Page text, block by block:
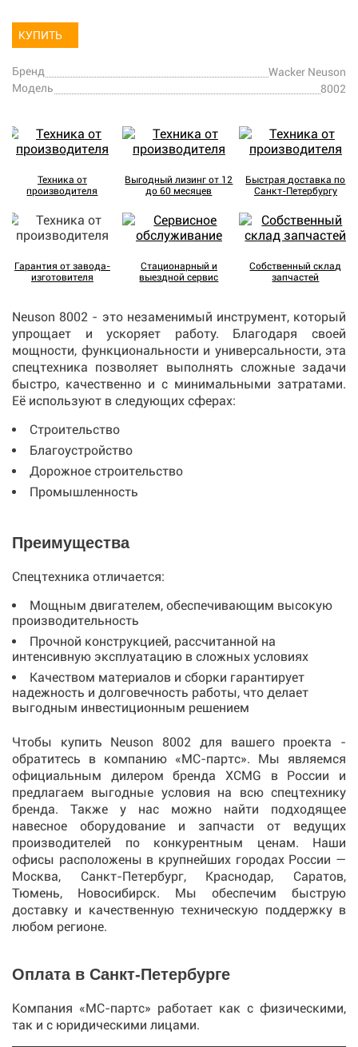
КУПИТЬ
Бренд
Wacker Neuson
Модель
8002
Техника от
производителя
Выгодный лизинг от 12
до 60 месяцев
Быстрая доставка по
Санкт-Петербургу
Гарантия от завода-
изготовителя
Стационарный и
выездной сервис
Собственный склад
запчастей
Neuson 8002 - это незаменимый инструмент, который
упрощает и ускоряет работу. Благодаря своей
мощности, функциональности и универсальности, эта
спецтехника позволяет выполнять сложные задачи
быстро, качественно и с минимальными затратами.
Её используют в следующих сферах:
Строительство
Благоустройство
Дорожное строительство
Промышленность
Преимущества
Спецтехника отличается:
Мощным двигателем, обеспечивающим высокую
производительность
Прочной конструкцией, рассчитанной на
интенсивную эксплуатацию в сложных условиях
Качеством материалов и сборки гарантирует
надежность и долговечность работы, что делает
выгодным инвестиционным решением
Чтобы купить Neuson 8002 для вашего проекта -
обратитесь в компанию «МС-партс». Мы являемся
официальным дилером бренда XCMG в России и
предлагаем выгодные условия на всю спецтехнику
бренда. Также у нас можно найти подходящее
навесное оборудование и запчасти от ведущих
производителей по конкурентным ценам. Наши
офисы расположены в крупнейших городах России —
Москва, Санкт-Петербург, Краснодар, Саратов,
Тюмень, Новосибирск. Мы обеспечим быструю
доставку и качественную техническую поддержку в
любом регионе.
Оплата в Санкт-Петербурге
Компания «МС-партс» работает как с физическими,
так и с юридическими лицами.